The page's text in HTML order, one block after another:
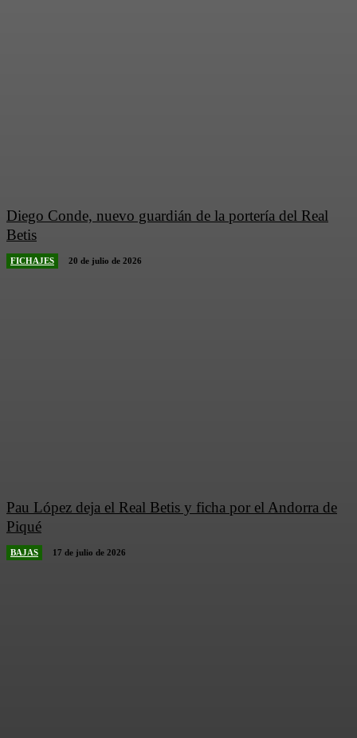
Diego Conde, nuevo guardián de la portería del Real
Betis
FICHAJES 20 de julio de 2026
Pau López deja el Real Betis y ficha por el Andorra de
Piqué
BAJAS 17 de julio de 2026